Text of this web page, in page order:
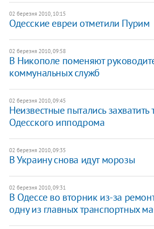
02 березня 2010, 10:15
Одесские евреи отметили Пурим
02 березня 2010, 09:58
В Никополе поменяют
коммунальных служб
02 березня 2010, 09:45
Неизвестные пытались
Одесского ипподрома
02 березня 2010, 09:35
В Украину снова идут морозы
02 березня 2010, 09:31
В Одессе во вторник из-за
одну из главных транспортных